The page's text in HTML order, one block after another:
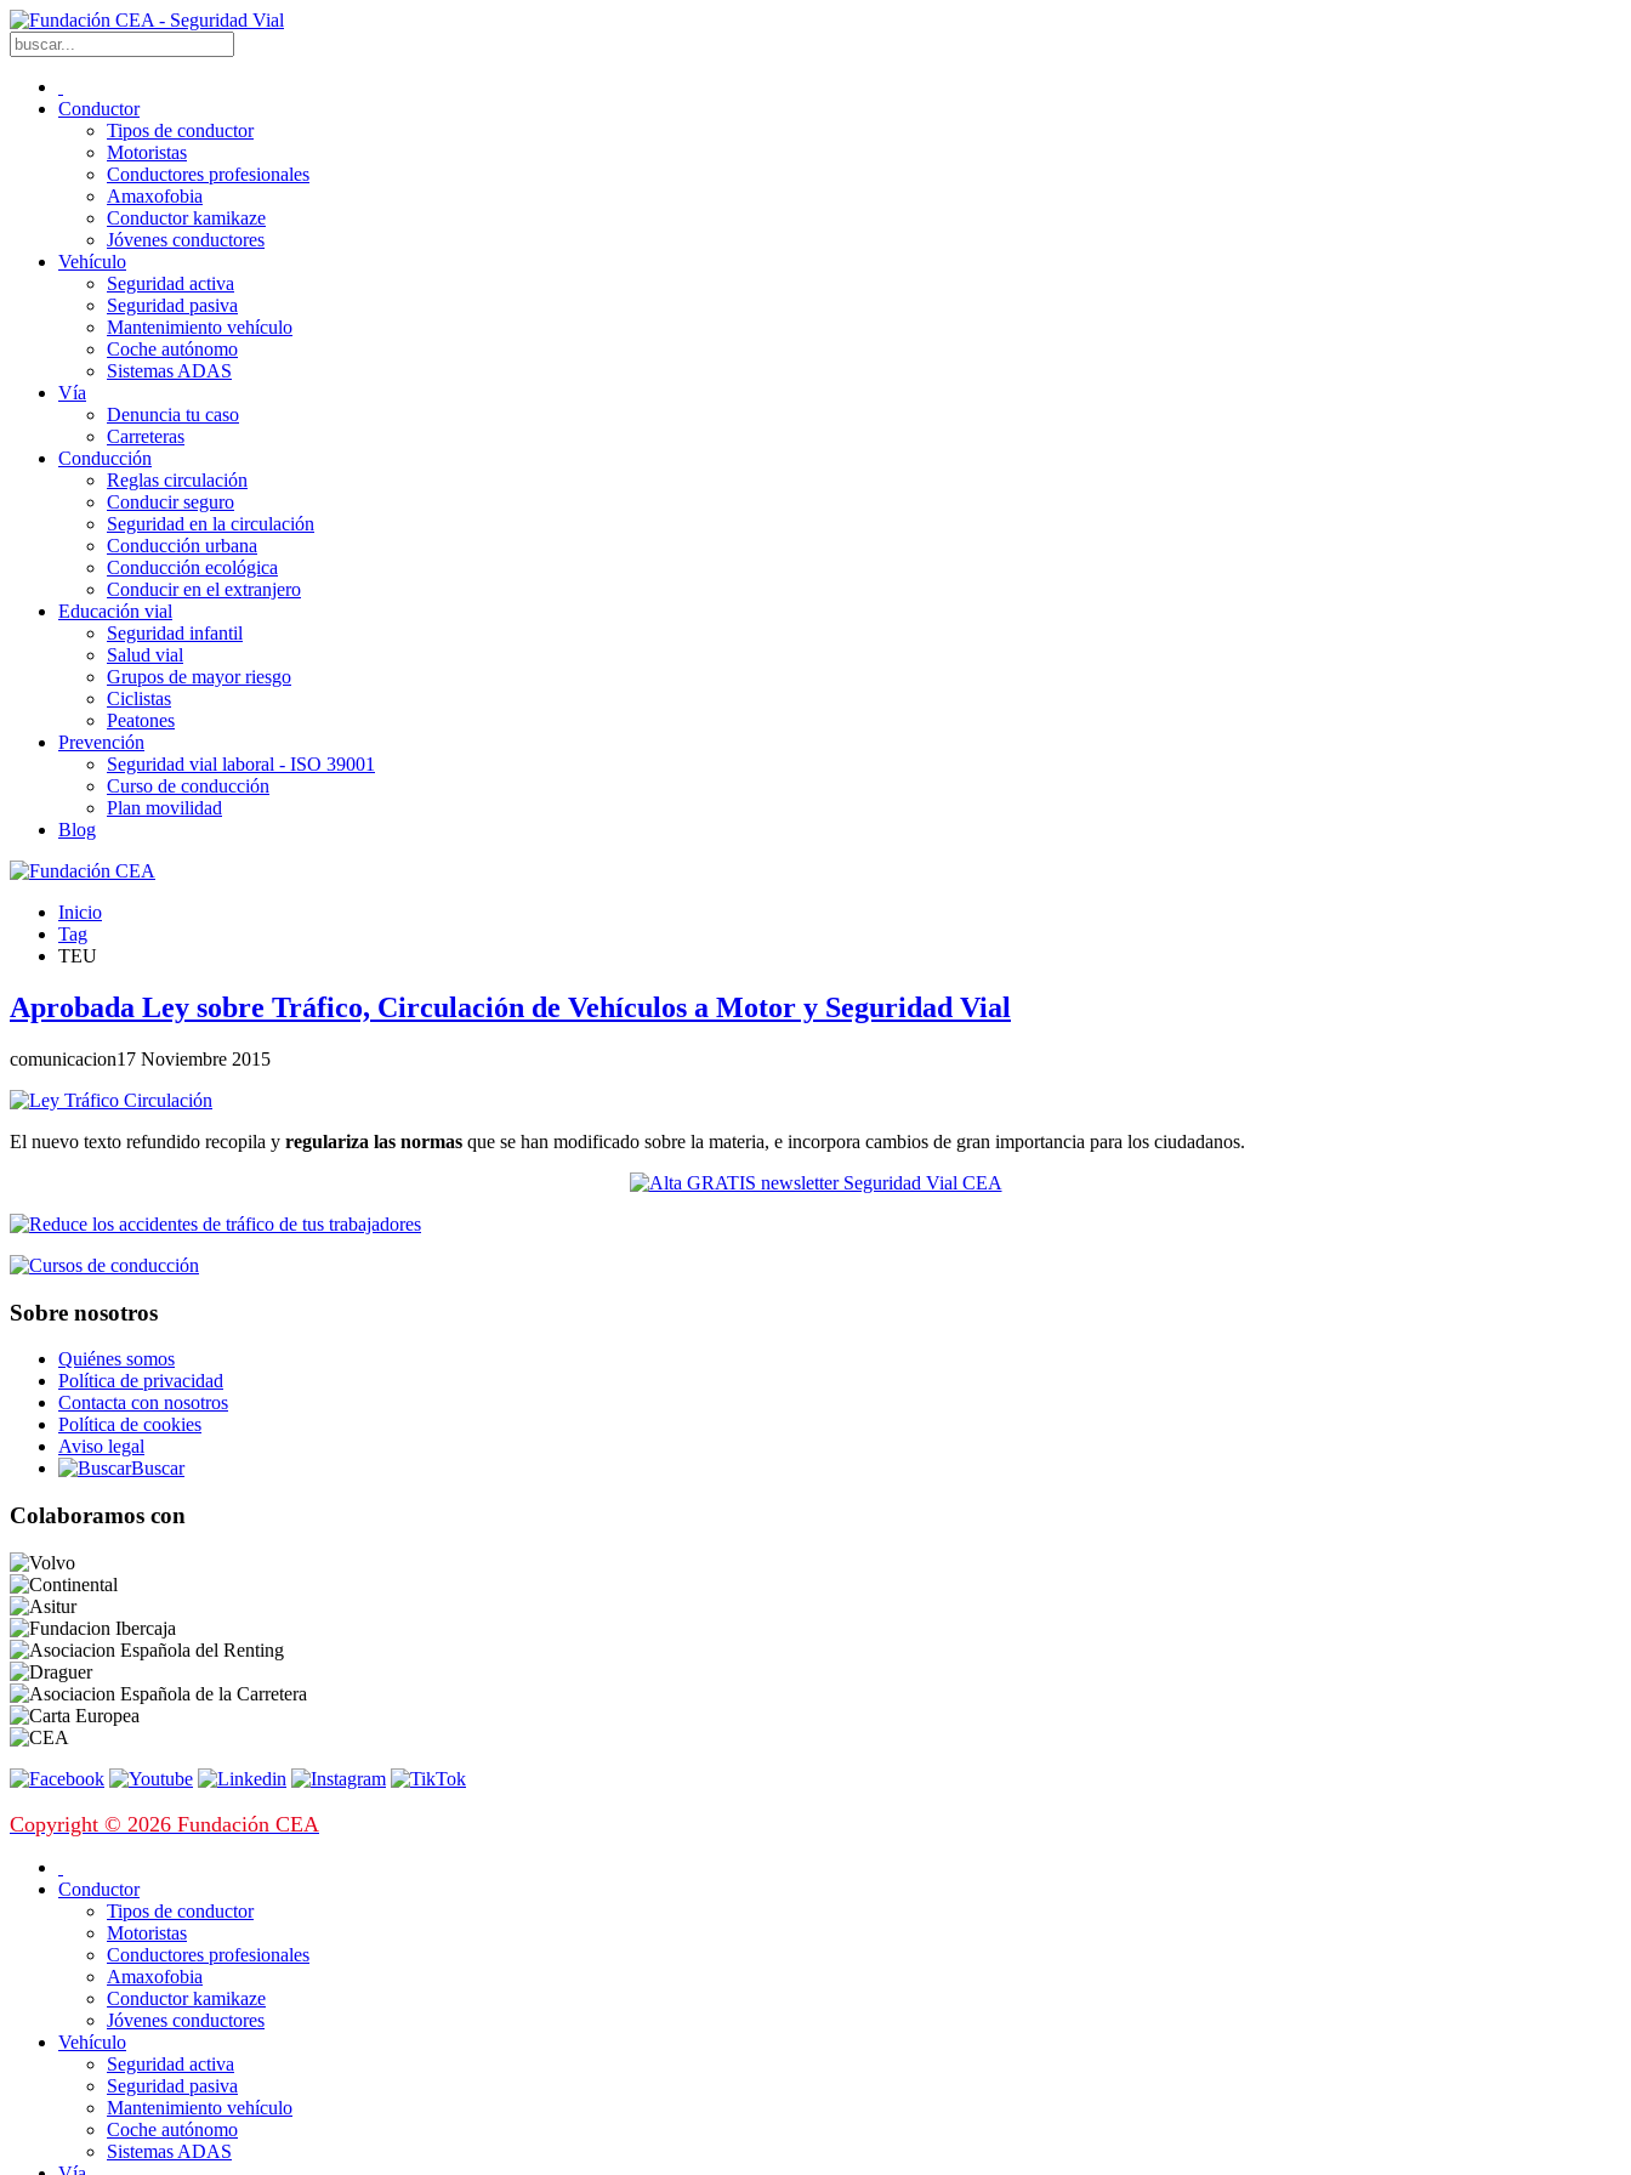
Conductor
Tipos de conductor
Motoristas
Conductores profesionales
Amaxofobia
Conductor kamikaze
Jóvenes conductores
Vehículo
Seguridad activa
Seguridad pasiva
Mantenimiento vehículo
Coche autónomo
Sistemas ADAS
Vía
Denuncia tu caso
Carreteras
Conducción
Reglas circulación
Conducir seguro
Seguridad en la circulación
Conducción urbana
Conducción ecológica
Conducir en el extranjero
Educación vial
Seguridad infantil
Salud vial
Grupos de mayor riesgo
Ciclistas
Peatones
Prevención
Seguridad vial laboral - ISO 39001
Curso de conducción
Plan movilidad
Blog
Inicio
Tag
TEU
Aprobada Ley sobre Tráfico, Circulación de Vehículos a Motor y Seguridad Vial
comunicacion17 Noviembre 2015
El nuevo texto refundido recopila y regulariza las normas que se han modificado sobre la materia, e incorpora cambios de gran importancia para los ciudadanos.
Sobre nosotros
Quiénes somos
Política de privacidad
Contacta con nosotros
Política de cookies
Aviso legal
Buscar
Colaboramos con
Copyright © 2026 Fundación CEA
Conductor
Tipos de conductor
Motoristas
Conductores profesionales
Amaxofobia
Conductor kamikaze
Jóvenes conductores
Vehículo
Seguridad activa
Seguridad pasiva
Mantenimiento vehículo
Coche autónomo
Sistemas ADAS